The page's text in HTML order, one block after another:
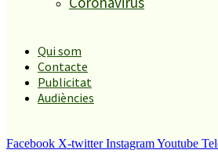
Qui som
Contacte
Publicitat
Audiències
Facebook X-twitter InstagramYoutube
que es tractarà avui al plenari,
Fora d’aquests pressupostos
es preveuen fer amb les ajudes
consistoris que a PLF es preveu
400 mil €.